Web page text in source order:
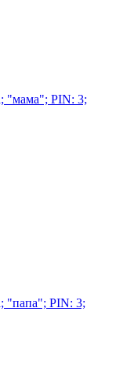
"мама"; PIN: 3;
"папа"; PIN: 3;